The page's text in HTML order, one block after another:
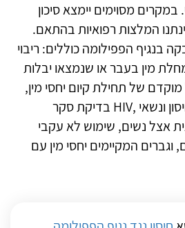
במקרים מסוימים יימצא סיכון
המלצות רפואיות בהתאם.
בנגיף הפפילומה כוללים: ריבוי
מין בעבר או שנמצאו יבלות
מוקדם של תחילת קיום יחסי מין,
ונשאי ,HIV בדיקת סקר
אצל נשים, שימוש לא עקבי
וגברים המקיימים יחסי מין עם